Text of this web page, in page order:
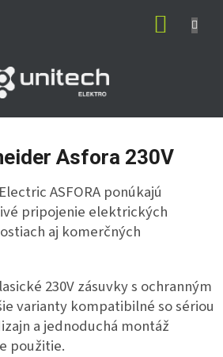
Asfora 230V
ASFORA ponúkajú
pripojenie elektrických
aj komerčných
230V zásuvky s ochranným
varianty kompatibilné so sériou
a jednoduchá montáž
použitie.